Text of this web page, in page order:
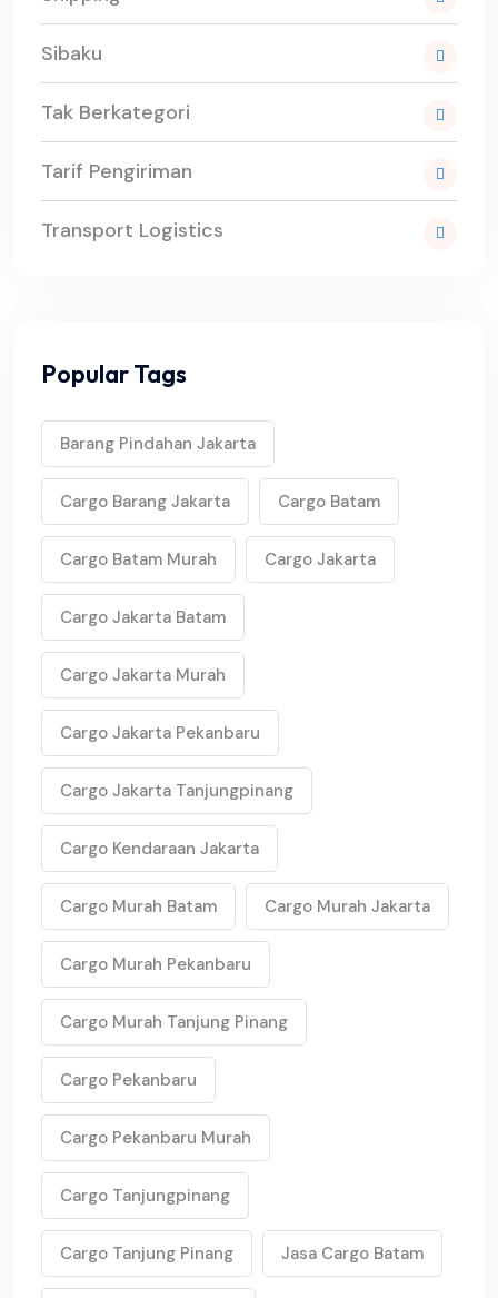
Sibaku
Tak Berkategori
Tarif Pengiriman
Transport Logistics
Popular Tags
Barang Pindahan Jakarta
Cargo Barang Jakarta Cargo Batam
Cargo Batam Murah Cargo Jakarta
Cargo Jakarta Batam
Cargo Jakarta Murah
Cargo Jakarta Pekanbaru
Cargo Jakarta Tanjungpinang
Cargo Kendaraan Jakarta
Cargo Murah Batam Cargo Murah Jakarta
Cargo Murah Pekanbaru
Cargo Murah Tanjung Pinang
Cargo Pekanbaru
Cargo Pekanbaru Murah
Cargo Tanjungpinang
Cargo Tanjung Pinang Jasa Cargo Batam